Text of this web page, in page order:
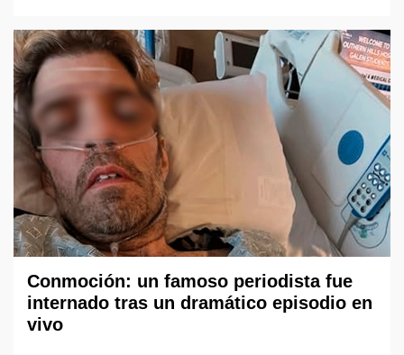
Conmoción: un famoso periodista fue
internado tras un dramático episodio en
vivo